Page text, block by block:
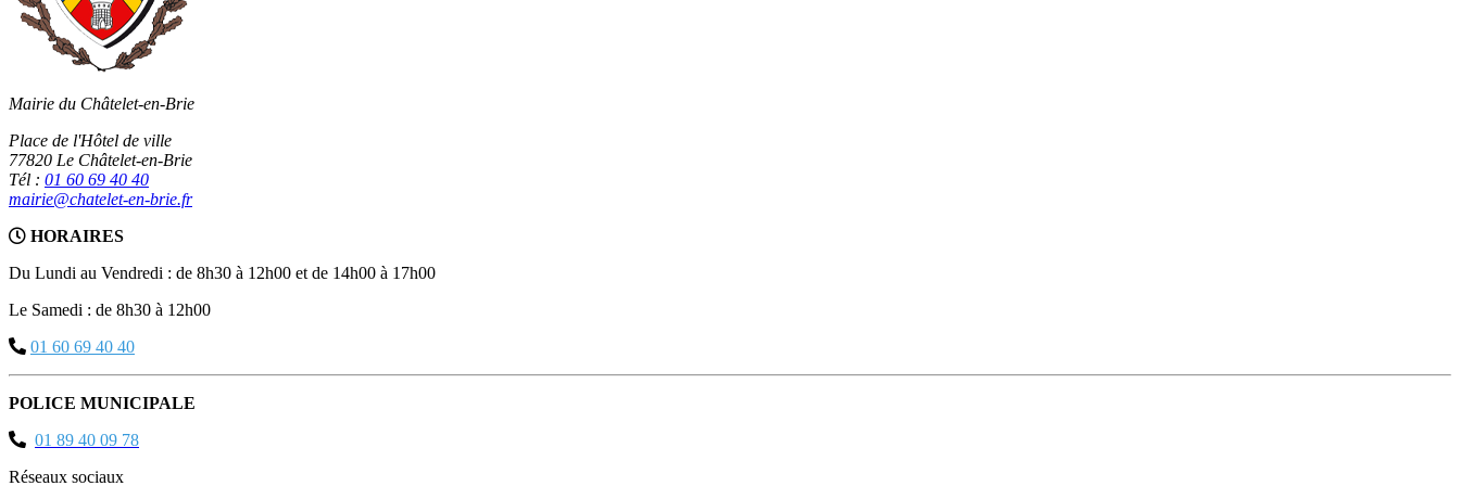
Mairie du Châtelet-en-Brie
Place de l'Hôtel de ville
77820 Le Châtelet-en-Brie
Tél : 01 60 69 40 40
mairie@chatelet-en-brie.fr
HORAIRES
Du Lundi au Vendredi : de 8h30 à 12h00 et de 14h00 à 17h00
Le Samedi : de 8h30 à 12h00
01 60 69 40 40
POLICE MUNICIPALE
01 89 40 09 78
Réseaux sociaux